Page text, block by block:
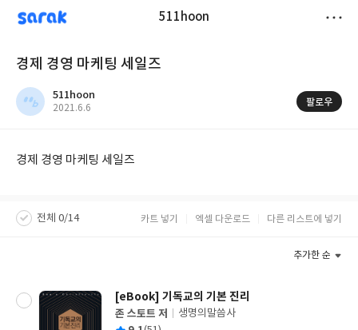
sarak 511hoon
경제 경영 마케팅 세일즈
511hoon
작
2021.6.6
팔로우
경제 경영 마케팅 세일즈
전체 0/14 카트 넣기 엑셀 다운로드 다른 리스트에 넣기
추가한 순
[eBook] 기독교의 기본 진리
글
존 스토트 저
생명의말씀사